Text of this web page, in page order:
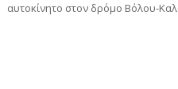
αυτοκίνητο στον δρόμο Βόλου-